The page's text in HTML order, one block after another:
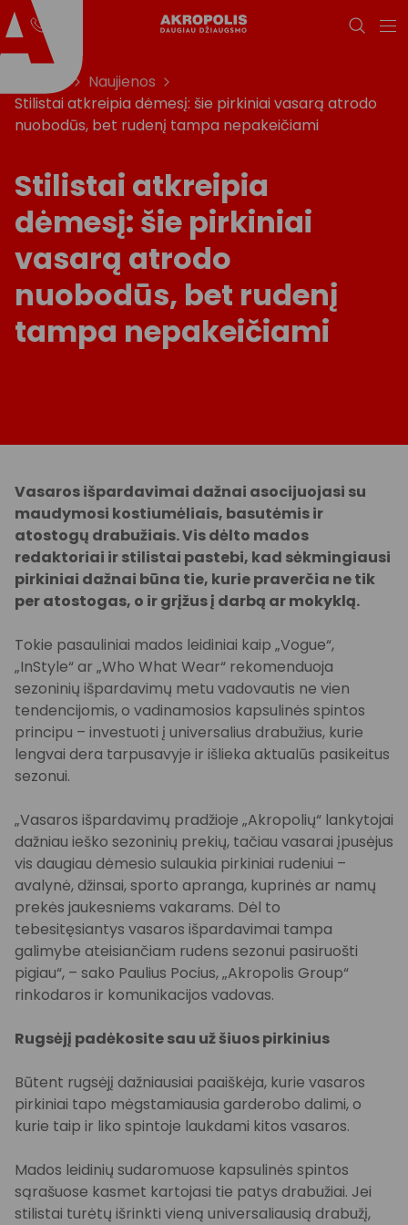
Naujienos
Stilistai atkreipia dėmesį: šie pirkiniai vasarą atrodo
nuobodūs, bet rudenį tampa nepakeičiami
Stilistai atkreipia
dėmesį: šie pirkiniai
vasarą atrodo
nuobodūs, bet rudenį
tampa nepakeičiami
Vasaros išpardavimai dažnai asocijuojasi su
maudymosi kostiumėliais, basutėmis ir
atostogų drabužiais. Vis dėlto mados
redaktoriai ir stilistai pastebi, kad sėkmingiausi
pirkiniai dažnai būna tie, kurie praverčia ne tik
per atostogas, o ir grįžus į darbą ar mokyklą.
Tokie pasauliniai mados leidiniai kaip „Vogue“,
„InStyle“ ar „Who What Wear“ rekomenduoja
sezoninių išpardavimų metu vadovautis ne vien
tendencijomis, o vadinamosios kapsulinės spintos
principu – investuoti į universalius drabužius, kurie
lengvai dera tarpusavyje ir išlieka aktualūs pasikeitus
sezonui.
„Vasaros išpardavimų pradžioje „Akropolių“ lankytojai
dažniau ieško sezoninių prekių, tačiau vasarai įpusėjus
vis daugiau dėmesio sulaukia pirkiniai rudeniui –
avalynė, džinsai, sporto apranga, kuprinės ar namų
prekės jaukesniems vakarams. Dėl to
tebesitęsiantys vasaros išpardavimai tampa
galimybe ateisiančiam rudens sezonui pasiruošti
pigiau“, – sako Paulius Pocius, „Akropolis Group“
rinkodaros ir komunikacijos vadovas.
Rugsėjį padėkosite sau už šiuos pirkinius
Būtent rugsėjį dažniausiai paaiškėja, kurie vasaros
pirkiniai tapo mėgstamiausia garderobo dalimi, o
kurie taip ir liko spintoje laukdami kitos vasaros.
Mados leidinių sudaromuose kapsulinės spintos
sąrašuose kasmet kartojasi tie patys drabužiai. Jei
stilistai turėtų išrinkti vieną universaliausią drabužį,